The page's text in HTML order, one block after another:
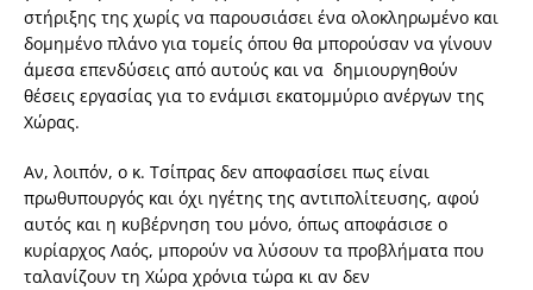
στήριξης της χωρίς να παρουσιάσει ένα ολοκληρωμένο και
δομημένο πλάνο για τομείς όπου θα μπορούσαν να γίνουν
άμεσα επενδύσεις από αυτούς και να δημιουργηθούν
θέσεις εργασίας για το ενάμισι εκατομμύριο ανέργων της
Χώρας.
Αν, λοιπόν, ο κ. Τσίπρας δεν αποφασίσει πως είναι
πρωθυπουργός και όχι ηγέτης της αντιπολίτευσης, αφού
αυτός και η κυβέρνηση του μόνο, όπως αποφάσισε ο
κυρίαρχος Λαός, μπορούν να λύσουν τα προβλήματα που
ταλανίζουν τη Χώρα χρόνια τώρα κι αν δεν